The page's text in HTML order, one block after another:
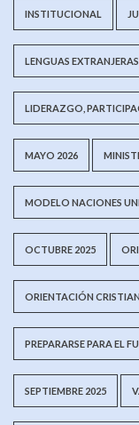
INSTITUCIONAL
LENGUAS EXTRANJERAS
LIDERAZGO,
MAYO 2026
MODELO NACIONES
OCTUBRE 2025
ORIENTACIÓN
PREPARARSE PARA EL
SEPTIEMBRE 2025